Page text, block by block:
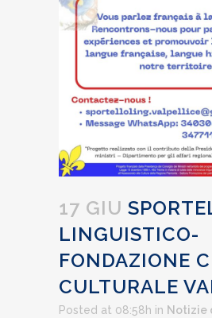
17 GIU
LINGUISTICO-
FONDAZIONE
CULTURALE
Posted at 08:58h in Notizie